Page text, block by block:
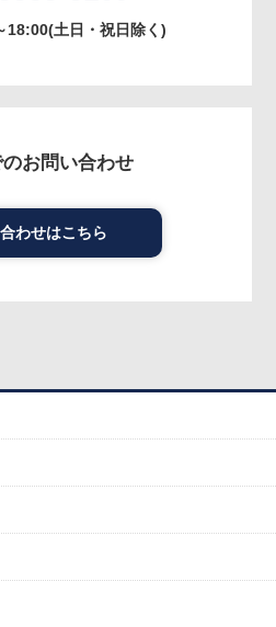
18:00(土日・祝日除く)
お問い合わせ
わせはこちら